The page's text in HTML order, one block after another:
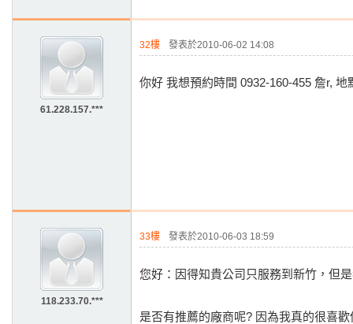
61.228.157.***
32樓 發表於2010-06-02 14:08
你好 我想預約時間 0932-160-455 詹r, 地
118.233.70.***
33樓 發表於2010-06-03 18:59
您好：因得知貴公司只服務到新竹，但
是否有推薦的廠商呢? 因為我真的很喜